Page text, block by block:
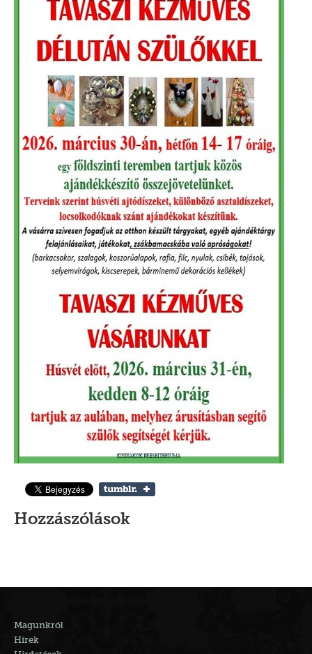
Hozzászólások
Magunkról
Hírek